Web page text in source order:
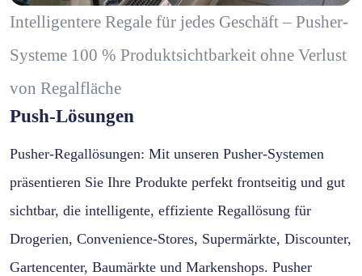
Intelligentere Regale für jedes Geschäft – Pusher-
Systeme 100 % Produktsichtbarkeit ohne Verlust
von Regalfläche
Push-Lösungen
Pusher-Regallösungen: Mit unseren Pusher-Systemen
präsentieren Sie Ihre Produkte perfekt frontseitig und gut
sichtbar, die intelligente, effiziente Regallösung für
Drogerien, Convenience-Stores, Supermärkte, Discounter,
Gartencenter, Baumärkte und Markenshops. Pusher